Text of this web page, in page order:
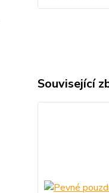
Související